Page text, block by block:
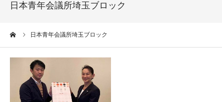
日本青年会議所埼玉ブロック
日本青年会議所埼玉ブロック